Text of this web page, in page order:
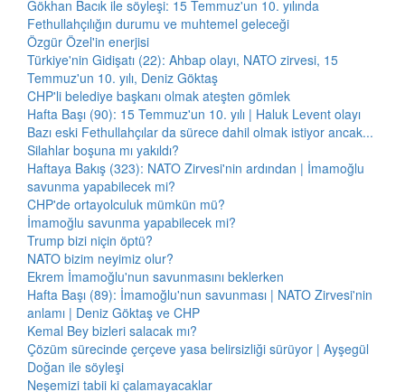
Gökhan Bacık ile söyleşi: 15 Temmuz'un 10. yılında
Fethullahçılığın durumu ve muhtemel geleceği
Özgür Özel'in enerjisi
Türkiye'nin Gidişatı (22): Ahbap olayı, NATO zirvesi, 15
Temmuz'un 10. yılı, Deniz Göktaş
CHP'li belediye başkanı olmak ateşten gömlek
Hafta Başı (90): 15 Temmuz'un 10. yılı | Haluk Levent olayı
Bazı eski Fethullahçılar da sürece dahil olmak istiyor ancak...
Silahlar boşuna mı yakıldı?
Haftaya Bakış (323): NATO Zirvesi'nin ardından | İmamoğlu
savunma yapabilecek mi?
CHP'de ortayolculuk mümkün mü?
İmamoğlu savunma yapabilecek mi?
Trump bizi niçin öptü?
NATO bizim neyimiz olur?
Ekrem İmamoğlu'nun savunmasını beklerken
Hafta Başı (89): İmamoğlu'nun savunması | NATO Zirvesi'nin
anlamı | Deniz Göktaş ve CHP
Kemal Bey bizleri salacak mı?
Çözüm sürecinde çerçeve yasa belirsizliği sürüyor | Ayşegül
Doğan ile söyleşi
Neşemizi tabii ki çalamayacaklar